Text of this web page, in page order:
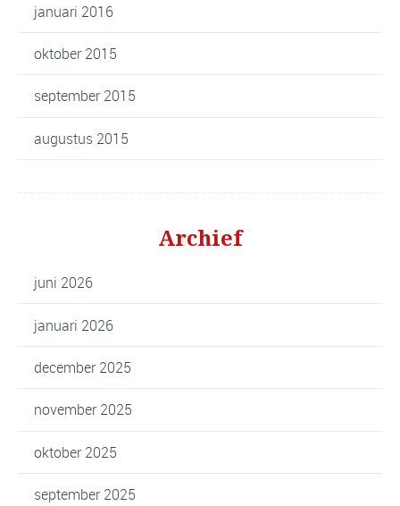
januari 2016
oktober 2015
september 2015
augustus 2015
Archief
juni 2026
januari 2026
december 2025
november 2025
oktober 2025
september 2025